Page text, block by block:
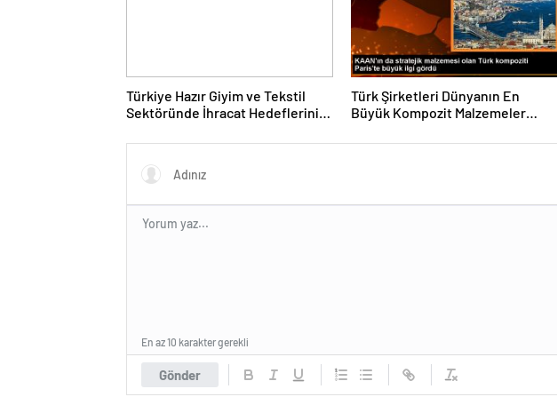
Türkiye Hazır Giyim ve Tekstil
Sektöründe İhracat Hedeflerini
Türk Şirketleri Dünyanın En
Büyük Kompozit Malzemeler
Gönder
En az 10 karakter gerekli